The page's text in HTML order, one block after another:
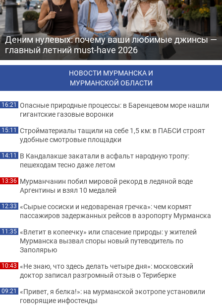
Деним нулевых: почему ваши любимые джинсы —
главный летний must-have 2026
НОВОСТИ МУРМАНСКА И
МУРМАНСКОЙ ОБЛАСТИ
16:21 Опасные природные процессы: в Баренцевом море нашли
гигантские газовые воронки
15:11 Стройматериалы тащили на себе 1,5 км: в ПАБСИ строят
удобные смотровые площадки
14:11 В Кандалакше закатали в асфальт народную тропу:
пешеходам тесно даже летом
13:36 Мурманчанин побил мировой рекорд в ледяной воде
Аргентины и взял 10 медалей
12:33 «Сырые сосиски и недовареная гречка»: чем кормят
пассажиров задержанных рейсов в аэропорту Мурманска
11:35 «Влетит в копеечку» или спасение природы: у жителей
Мурманска вызвал споры новый путеводитель по
Заполярью
10:43 «Не знаю, что здесь делать четыре дня»: московский
доктор записал разгромный отзыв о Териберке
09:21 «Привет, я белка!»: на мурманской экотропе установили
говорящие инфостенды